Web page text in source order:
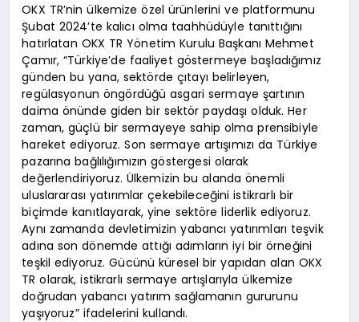
OKX TR’nin ülkemize özel ürünlerini ve platformunu
Şubat 2024’te kalıcı olma taahhüdüyle tanıttığını
hatırlatan OKX TR Yönetim Kurulu Başkanı Mehmet
Çamır, “Türkiye’de faaliyet göstermeye başladığımız
günden bu yana, sektörde çıtayı belirleyen,
regülasyonun öngördüğü asgari sermaye şartının
daima önünde giden bir sektör paydaşı olduk. Her
zaman, güçlü bir sermayeye sahip olma prensibiyle
hareket ediyoruz. Son sermaye artışımızı da Türkiye
pazarına bağlılığımızın göstergesi olarak
değerlendiriyoruz. Ülkemizin bu alanda önemli
uluslararası yatırımlar çekebileceğini istikrarlı bir
biçimde kanıtlayarak, yine sektöre liderlik ediyoruz.
Aynı zamanda devletimizin yabancı yatırımları teşvik
adına son dönemde attığı adımların iyi bir örneğini
teşkil ediyoruz. Gücünü küresel bir yapıdan alan OKX
TR olarak, istikrarlı sermaye artışlarıyla ülkemize
doğrudan yabancı yatırım sağlamanın gururunu
yaşıyoruz” ifadelerini kullandı.